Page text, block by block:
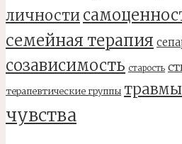
личности
семейная терапия
созависимость старость
терапевтические группы
чувства